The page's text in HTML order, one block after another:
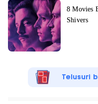
Telusuri